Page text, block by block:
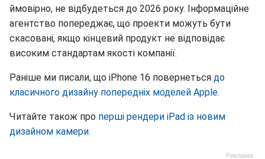
ймовірно, не відбудеться до 2026 року. Інформаційне
агентство попереджає, що проекти можуть бути
скасовані, якщо кінцевий продукт не відповідає
високим стандартам якості компанії.
Раніше ми писали, що iPhone 16 повернеться до
класичного дизайну попередніх моделей Apple.
Читайте також про перші рендери iPad із новим
дизайном камери.